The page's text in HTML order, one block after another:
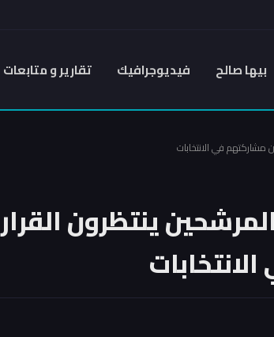
بيها صالح فيديوجرافيك تقارير و متابعات
مشاركتهم في الانتخابات
ينتظرون القرار